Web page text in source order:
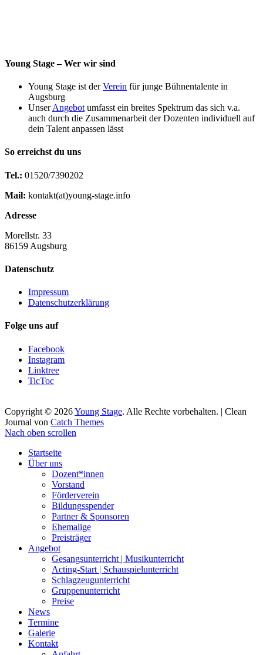
Young Stage – Wer wir sind
Young Stage ist derVerein für junge Bühnentalente in
Augsburg
UnserAngebot umfasst ein breites Spektrum das sich v.a.
auch durch die Zusammenarbeit der Dozenten individuell auf
dein Talent anpassen lässt
So erreichst du uns
Tel.: 01520/7390202
Mail: kontakt(at)young-stage.info
Adresse
Morellstr. 33
86159 Augsburg
Datenschutz
Impressum
Datenschutzerklärung
Folge uns auf
Facebook
Instagram
Linktree
TicToc
Copyright © 2026Young Stage. Alle Rechte vorbehalten. | Clean
Journal von Catch Themes
Nach oben scrollen
Startseite
Über uns
Dozent*innen
Vorstand
Förderverein
Bildungsspender
Partner & Sponsoren
Ehemalige
Preisträger
Angebot
Gesangsunterricht | Musikunterricht
Acting-Start | Schauspielunterricht
Schlagzeugunterricht
Gruppenunterricht
Preise
News
Termine
Galerie
Kontakt